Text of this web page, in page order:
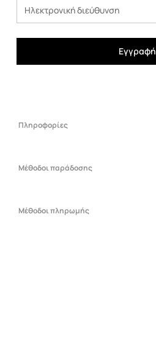
Εγγραφή
Πληροφορίες
Μέθοδοι παράδοσης
Μέθοδοι πληρωμής